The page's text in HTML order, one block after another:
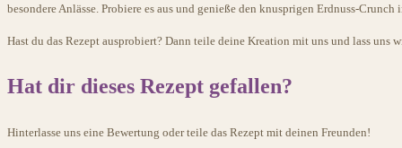
besondere Anlässe. Probiere es aus und genieße den knusprigen Erdnuss-
Hast du das Rezept ausprobiert? Dann teile deine Kreation mit uns und lass uns
Hat dir dieses Rezept gefallen?
Hinterlasse uns eine Bewertung oder teile das Rezept mit deinen Freunden!